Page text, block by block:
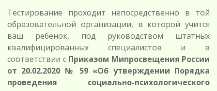
Тестирование проходит непосредственно в той
образовательной организации, в которой учится
ваш ребенок, под руководством штатных
квалифицированных специалистов и в
соответствии с Приказом Мипросвещения России
от 20.02.2020 № 59 «Об утверждении Порядка
проведения социально-психологического